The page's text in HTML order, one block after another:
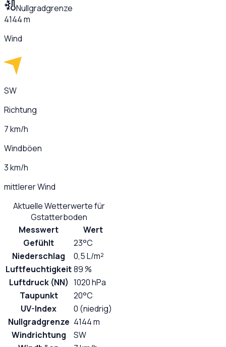
Nullgradgrenze
4144 m
Wind
SW
Richtung
7 km/h
Windböen
3 km/h
mittlerer Wind
Aktuelle Wetterwerte für
Gstatterboden
Messwert
Wert
Gefühlt
23°C
Niederschlag
0,5 L/m²
Luftfeuchtigkeit89 %
Luftdruck (NN) 1020 hPa
Taupunkt
20°C
UV-Index
0 (niedrig)
Nullgradgrenze 4144 m
Windrichtung
SW